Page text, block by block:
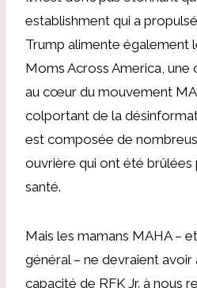
establishment qui a
Trump alimente également
Moms Across America, une
au cœur du mouvement
colportant de la
est composée de
ouvrière qui ont été brûlées
santé.
Mais les mamans MAHA –
général – ne devraient avoir
capacité de RFK Jr. à nous